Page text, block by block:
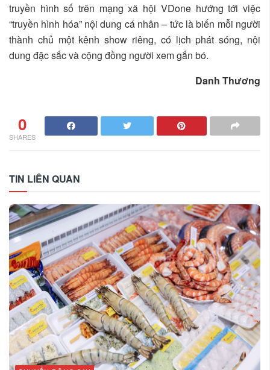
truyền hình số trên mạng xã hội VDone hướng tới việc
“truyền hình hóa” nội dung cá nhân – tức là biến mỗi người
thành chủ một kênh show riêng, có lịch phát sóng, nội
dung đặc sắc và cộng đồng người xem gắn bó.
Danh Thương
0
SHARES
TIN LIÊN QUAN